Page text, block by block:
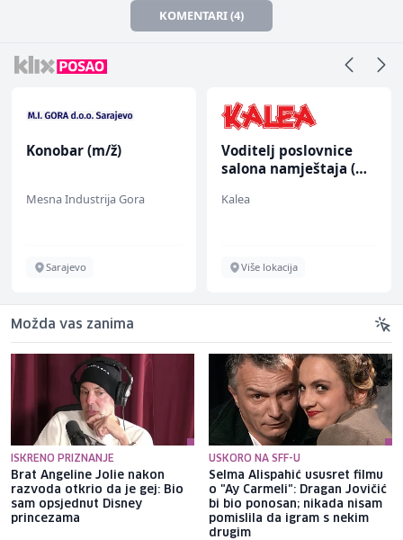
KOMENTARI (4)
Konobar (m/ž)
Mesna Industrija Gora
Sarajevo
Voditelj poslovnice
salona namještaja (m/
Kalea
Više lokacija
Možda vas zanima
ISKRENO PRIZNANJE
Brat Angeline Jolie nakon
razvoda otkrio da je gej: Bio
sam opsjednut Disney
princezama
USKORO NA SFF-U
Selma Alispahić ususret filmu
o "Ay Carmeli": Dragan Jovičić
bi bio ponosan; nikada nisam
pomislila da igram s nekim
drugim